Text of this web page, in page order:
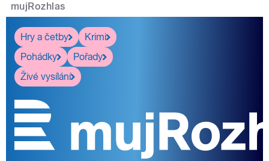
mujRozhlas
Hry a četby
Krimi
Pohádky
Pořady
Živé vysílání